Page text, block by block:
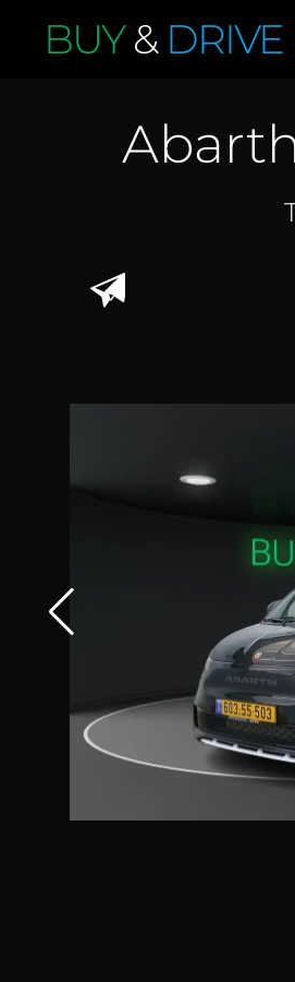
BUY & DRIVE